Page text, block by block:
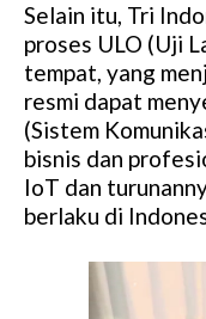
Selain itu, Tri
proses ULO (Uji
tempat, yang
resmi dapat
(Sistem
bisnis dan
IoT dan
berlaku di